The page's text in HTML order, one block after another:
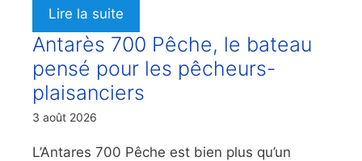
Lire la suite
Antarès 700 Pêche, le bateau
pensé pour les pêcheurs-
plaisanciers
3 août 2026
L’Antares 700 Pêche est bien plus qu’un